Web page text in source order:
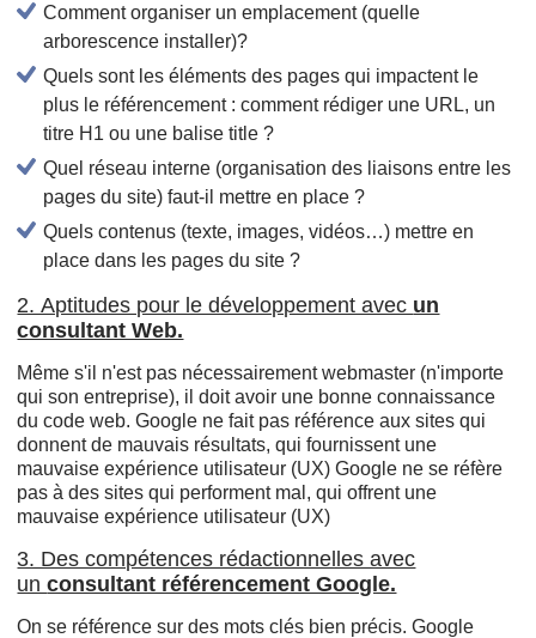
Comment organiser un emplacement (quelle
arborescence installer)?
Quels sont les éléments des pages qui impactent le
plus le référencement : comment rédiger une URL, un
titre H1 ou une balise title ?
Quel réseau interne (organisation des liaisons entre les
pages du site) faut-il mettre en place ?
Quels contenus (texte, images, vidéos…) mettre en
place dans les pages du site ?
2. Aptitudes pour le développement avec un
consultant Web.
Même s'il n'est pas nécessairement webmaster (n'importe
qui son entreprise), il doit avoir une bonne connaissance
du code web. Google ne fait pas référence aux sites qui
donnent de mauvais résultats, qui fournissent une
mauvaise expérience utilisateur (UX) Google ne se réfère
pas à des sites qui performent mal, qui offrent une
mauvaise expérience utilisateur (UX)
3. Des compétences rédactionnelles avec
unconsultant référencement Google.
On se référence sur des mots clés bien précis. Google